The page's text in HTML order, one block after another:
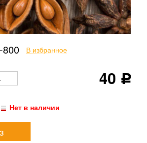
800 В избранное
40 Р
Нет в наличии